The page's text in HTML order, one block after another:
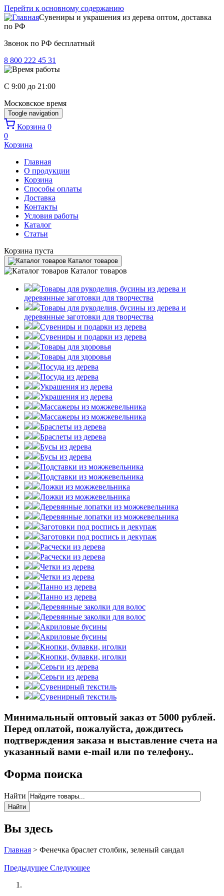
Перейти к основному содержанию
Сувениры и украшения из дерева оптом, доставка
по РФ
Звонок по РФ бесплатный
8 800 222 45 31
C 9:00 до 21:00
Московское время
Toogle navigation
Корзина 0
0
Корзина
Главная
О продукции
Корзина
Способы оплаты
Доставка
Контакты
Условия работы
Каталог
Статьи
Корзина пуста
Каталог товаров
Каталог товаров
Товары для рукоделия, бусины из дерева и
деревянные заготовки для творчества
Товары для рукоделия, бусины из дерева и
деревянные заготовки для творчества
Сувениры и подарки из дерева
Сувениры и подарки из дерева
Товары для здоровья
Товары для здоровья
Посуда из дерева
Посуда из дерева
Украшения из дерева
Украшения из дерева
Массажеры из можжевельника
Массажеры из можжевельника
Браслеты из дерева
Браслеты из дерева
Бусы из дерева
Бусы из дерева
Подставки из можжевельника
Подставки из можжевельника
Ложки из можжевельника
Ложки из можжевельника
Деревянные лопатки из можжевельника
Деревянные лопатки из можжевельника
Заготовки под роспись и декупаж
Заготовки под роспись и декупаж
Расчески из дерева
Расчески из дерева
Четки из дерева
Четки из дерева
Панно из дерева
Панно из дерева
Деревянные заколки для волос
Деревянные заколки для волос
Акриловые бусины
Акриловые бусины
Кнопки, булавки, иголки
Кнопки, булавки, иголки
Серьги из дерева
Серьги из дерева
Сувенирный текстиль
Сувенирный текстиль
Минимальный оптовый заказ от 5000 рублей.
Перед оплатой, пожалуйста, дождитесь
подтверждения заказа и выставление счета на
указанный вами e-mail или по телефону..
Форма поиска
Найти
Вы здесь
Главная > Фенечка браслет столбик, зеленый сандал
Предыдущее Следующее